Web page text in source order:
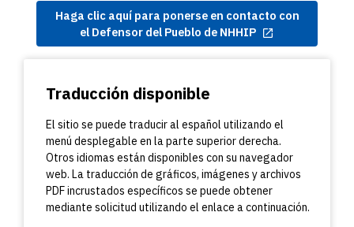
Haga clic aquí para ponerse en contacto con
el Defensor del Pueblo de NHHIP
Traducción disponible
El sitio se puede traducir al español utilizando el
menú desplegable en la parte superior derecha.
Otros idiomas están disponibles con su navegador
web. La traducción de gráficos, imágenes y archivos
PDF incrustados específicos se puede obtener
mediante solicitud utilizando el enlace a continuación.